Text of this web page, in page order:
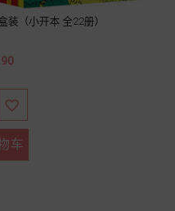
装（小开本 全22册）

车